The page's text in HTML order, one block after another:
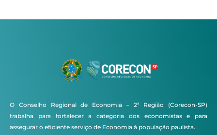
O Conselho Regional de Economia – 2ª Região (Corecon-SP)
trabalha para fortalecer a categoria dos economistas e para
assegurar o eficiente serviço de Economia à população paulista.